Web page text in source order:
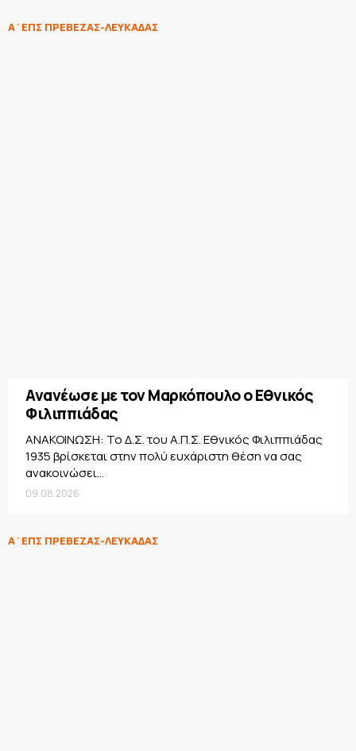
Α΄ΕΠΣ ΠΡΕΒΕΖΑΣ-ΛΕΥΚΑΔΑΣ
Ανανέωσε με τον Μαρκόπουλο ο Εθνικός
Φιλιππιάδας
ΑΝΑΚΟΙΝΩΣΗ: Το Δ.Σ. του Α.Π.Σ. Εθνικός Φιλιππιάδας
1935 βρίσκεται στην πολύ ευχάριστη θέση να σας
ανακοινώσει...
09.08.2026
Α΄ΕΠΣ ΠΡΕΒΕΖΑΣ-ΛΕΥΚΑΔΑΣ